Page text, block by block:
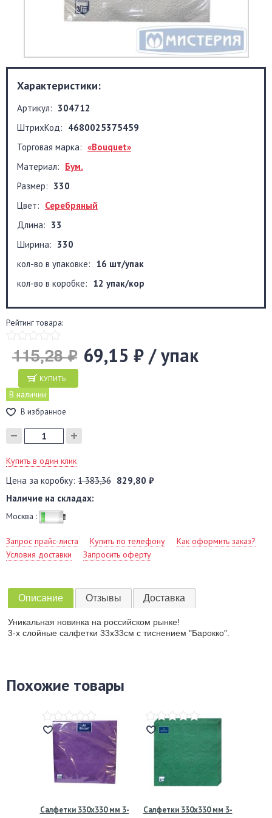
Характеристики:
Артикул: 304712
ШтрихКод: 4680025375459
Торговая марка: «Bouquet»
Материал: Бум.
Размер: 330
Цвет: Серебряный
Длина: 33
Ширина: 330
кол-во в упаковке: 16 шт/упак
кол-во в коробке: 12 упак/кор
Рейтинг товара:
69,15 ₽ / упак
115,28 ₽
КУПИТЬ
В наличии
В избранное
Купить в один клик
Цена за коробку: 1 383,36 829,80 ₽
Наличие на складах:
Москва :
Запрос прайс-листа Купить по телефону
Как оформить заказ?
Условия доставки
Запросить оферту
Описание Отзывы Доставка
Уникальная новинка на российском рынке!
3-х слойные салфетки 33х33см с тиснением "Барокко".
Похожие товары
Салфетки 330х330 мм 3-
Салфетки 330х330 мм 3-